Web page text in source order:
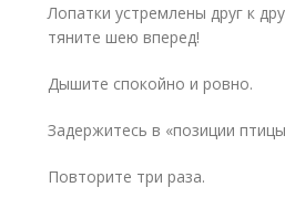
Лопатки устремлены друг к
тяните шею вперед!
Дышите спокойно и ровно.
Задержитесь в «позиции
Повторите три раза.